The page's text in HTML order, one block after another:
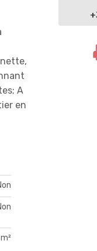
A
en